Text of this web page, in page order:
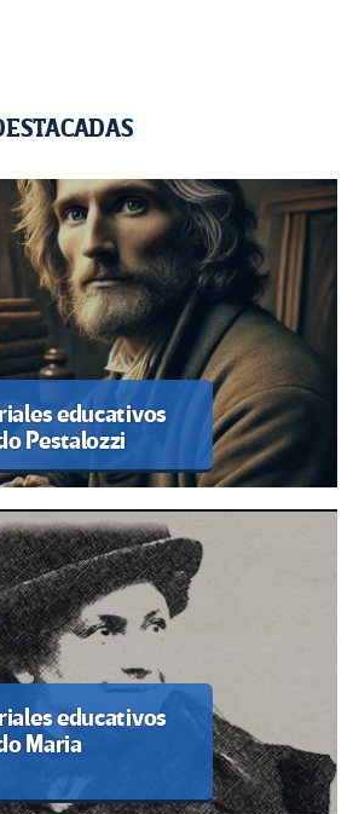
educativos
Pestalozzi
educativos
Maria